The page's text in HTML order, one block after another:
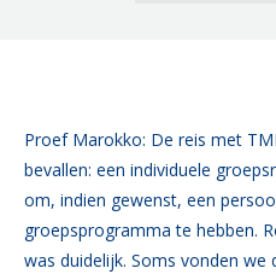
Proef Marokko: De reis met
bevallen: een individuele
om, indien gewenst, een
groepsprogramma te hebben.
was duidelijk. Soms vonden